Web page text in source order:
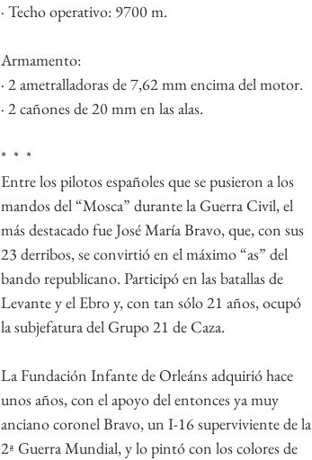
· Techo operativo: 9700 m.
Armamento:
· 2 ametralladoras de 7,62 mm encima del motor.
· 2 cañones de 20 mm en las alas.
*  *  *
Entre los pilotos españoles que se pusieron a los
mandos del “Mosca” durante la Guerra Civil, el
más destacado fue José María Bravo, que, con sus
23 derribos, se convirtió en el máximo “as” del
bando republicano. Participó en las batallas de
Levante y el Ebro y, con tan sólo 21 años, ocupó
la subjefatura del Grupo 21 de Caza.
La Fundación Infante de Orleáns adquirió hace
unos años, con el apoyo del entonces ya muy
anciano coronel Bravo, un I-16 superviviente de la
2ª Guerra Mundial, y lo pintó con los colores de